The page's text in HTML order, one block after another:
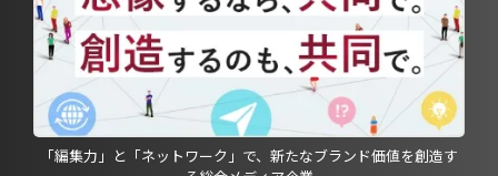
「編集力」と「ネットワーク」で、新たなブランド価値を創造す